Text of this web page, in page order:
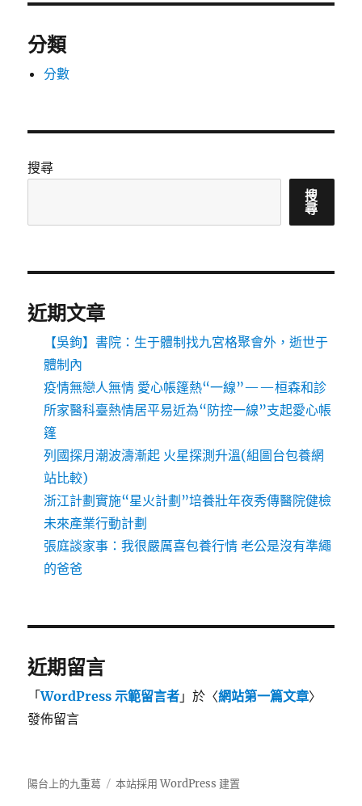
分類
分數
搜尋
搜
尋
近期文章
【吳鉤】書院：生于體制找九宮格聚會外，逝世于
體制內
疫情無戀人無情 愛心帳篷熱“一線”——桓森和診
所家醫科臺熱情居平易近為“防控一線”支起愛心帳
篷
列國探月潮波濤漸起 火星探測升溫(組圖台包養網
站比較)
浙江計劃實施“星火計劃”培養壯年夜秀傳醫院健檢
未來產業行動計劃
張庭談家事：我很嚴厲喜包養行情 老公是沒有準繩
的爸爸
近期留言
「WordPress 示範留言者 」於〈網站第一篇文章〉
發佈留言
陽台上的九重葛 本站採用 WordPress 建置